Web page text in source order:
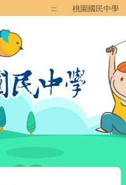
::: 桃園國民中學